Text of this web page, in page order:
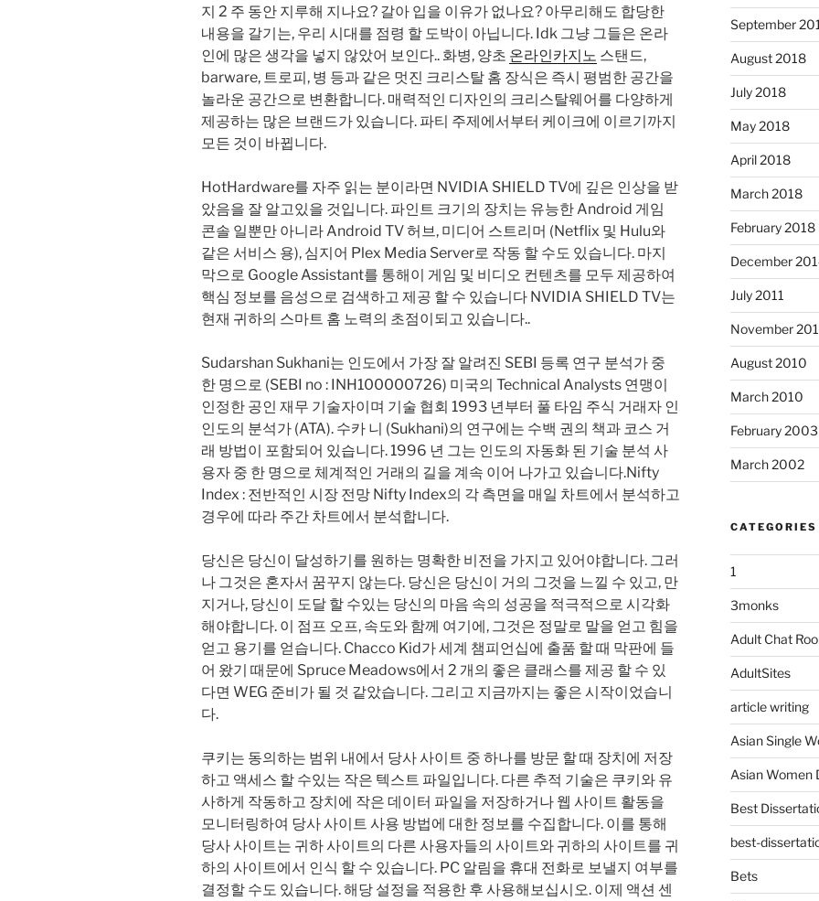
지 2 주 동안 지루해 지나요? 갈아 입을 이유가 없나요? 아무리해도 합당한
내용을 갈기는, 우리 시대를 점령 할 도박이 아닙니다. Idk 그냥 그들은 온라
인에 많은 생각을 넣지 않았어 보인다.. 화병, 양초 온라인카지노 스탠드,
barware, 트로피, 병 등과 같은 멋진 크리스탈 홈 장식은 즉시 평범한 공간을
놀라운 공간으로 변환합니다. 매력적인 디자인의 크리스탈웨어를 다양하게
제공하는 많은 브랜드가 있습니다. 파티 주제에서부터 케이크에 이르기까지
모든 것이 바뀝니다.
HotHardware를 자주 읽는 분이라면 NVIDIA SHIELD TV에 깊은 인상을 받
았음을 잘 알고있을 것입니다. 파인트 크기의 장치는 유능한 Android 게임
콘솔 일뿐만 아니라 Android TV 허브, 미디어 스트리머 (Netflix 및 Hulu와
같은 서비스 용), 심지어 Plex Media Server로 작동 할 수도 있습니다. 마지
막으로 Google Assistant를 통해이 게임 및 비디오 컨텐츠를 모두 제공하여
핵심 정보를 음성으로 검색하고 제공 할 수 있습니다 NVIDIA SHIELD TV는
현재 귀하의 스마트 홈 노력의 초점이되고 있습니다..
Sudarshan Sukhani는 인도에서 가장 잘 알려진 SEBI 등록 연구 분석가 중
한 명으로 (SEBI no : INH100000726) 미국의 Technical Analysts 연맹이
인정한 공인 재무 기술자이며 기술 협회 1993 년부터 풀 타임 주식 거래자 인
인도의 분석가 (ATA). 수카 니 (Sukhani)의 연구에는 수백 권의 책과 코스 거
래 방법이 포함되어 있습니다. 1996 년 그는 인도의 자동화 된 기술 분석 사
용자 중 한 명으로 체계적인 거래의 길을 계속 이어 나가고 있습니다.Nifty
Index : 전반적인 시장 전망 Nifty Index의 각 측면을 매일 차트에서 분석하고
경우에 따라 주간 차트에서 분석합니다.
당신은 당신이 달성하기를 원하는 명확한 비전을 가지고 있어야합니다. 그러
나 그것은 혼자서 꿈꾸지 않는다. 당신은 당신이 거의 그것을 느낄 수 있고, 만
지거나, 당신이 도달 할 수있는 당신의 마음 속의 성공을 적극적으로 시각화
해야합니다. 이 점프 오프, 속도와 함께 여기에, 그것은 정말로 말을 얻고 힘을
얻고 용기를 얻습니다. Chacco Kid가 세계 챔피언십에 출품 할 때 막판에 들
어 왔기 때문에 Spruce Meadows에서 2 개의 좋은 클래스를 제공 할 수 있
다면 WEG 준비가 될 것 같았습니다. 그리고 지금까지는 좋은 시작이었습니
다.
쿠키는 동의하는 범위 내에서 당사 사이트 중 하나를 방문 할 때 장치에 저장
하고 액세스 할 수있는 작은 텍스트 파일입니다. 다른 추적 기술은 쿠키와 유
사하게 작동하고 장치에 작은 데이터 파일을 저장하거나 웹 사이트 활동을
모니터링하여 당사 사이트 사용 방법에 대한 정보를 수집합니다. 이를 통해
당사 사이트는 귀하 사이트의 다른 사용자들의 사이트와 귀하의 사이트를 귀
하의 사이트에서 인식 할 수 있습니다. PC 알림을 휴대 전화로 보낼지 여부를
결정할 수도 있습니다. 해당 설정을 적용한 후 사용해보십시오. 이제 액션 센
September
August 2018
July 2018
May 2018
April 2018
March 2018
February 2018
December
July 2011
November
August 2010
March 2010
February 2003
March 2002
CATEGORIES
1
3monks
Adult Chat
AdultSites
article writing
Asian Single
Asian Women
Best
best-
Bets